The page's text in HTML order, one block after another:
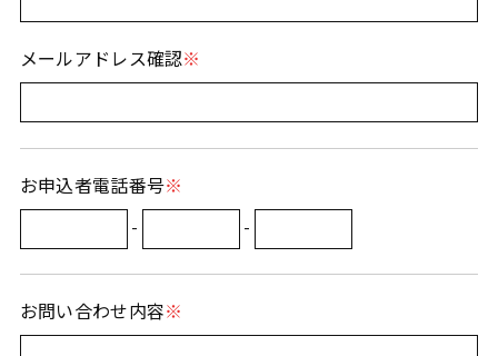
メールアドレス確認
お申込者電話番号
- -
お問い合わせ内容